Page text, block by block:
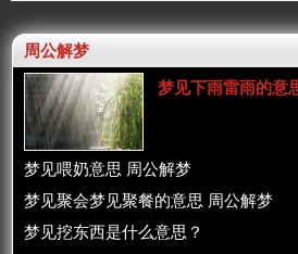
周公解梦
梦见下雨雷雨的意
梦见喂奶意思 周公解梦
梦见聚会梦见聚餐的意思 周公解梦
梦见挖东西是什么意思？